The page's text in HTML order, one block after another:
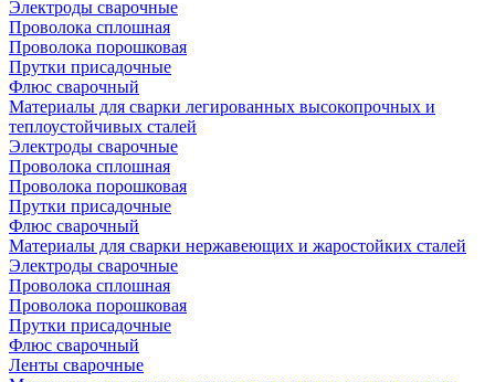
Электроды сварочные
Проволока сплошная
Проволока порошковая
Прутки присадочные
Флюс сварочный
Материалы для сварки легированных высокопрочных и
теплоустойчивых сталей
Электроды сварочные
Проволока сплошная
Проволока порошковая
Прутки присадочные
Флюс сварочный
Материалы для сварки нержавеющих и жаростойких сталей
Электроды сварочные
Проволока сплошная
Проволока порошковая
Прутки присадочные
Флюс сварочный
Ленты сварочные